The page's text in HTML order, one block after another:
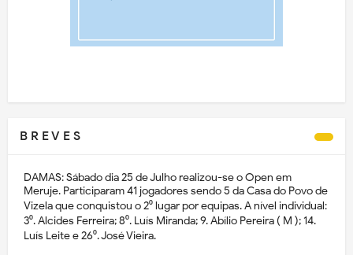
B R E V E S
DAMAS: Sábado dia 25 de Julho realizou-se o Open em
Meruje. Participaram 41 jogadores sendo 5 da Casa do Povo de
Vizela que conquistou o 2⁰ lugar por equipas. A nível individual:
3⁰. Alcides Ferreira; 8⁰. Luís Miranda; 9. Abílio Pereira ( M ); 14.
Luís Leite e 26⁰. José Vieira.